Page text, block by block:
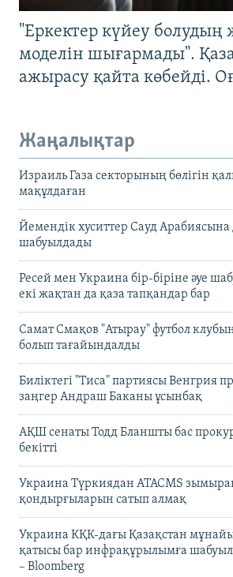
"Еркектер күйеу болудың
моделін шығармады".
ажырасу қайта көбейді.
Жаңалықтар
Израиль Газа секторының бөлігін
мақұлдаған
Йемендік хуситтер Сауд
шабуылдады
Ресей мен Украина бір-біріне әуе
екі жақтан да қаза тапқандар бар
Самат Смақов "Атырау" футбол
болып тағайындалды
Биліктегі "Тиса" партиясы Венгрия
заңгер Андраш Баканы ұсынбақ
АҚШ сенаты Тодд Бланшты бас
бекітті
Украина Түркиядан ATACMS
қондырғыларын сатып алмақ
Украина КҚК-дағы Қазақстан
қатысы бар инфрақұрылымға
– Bloomberg